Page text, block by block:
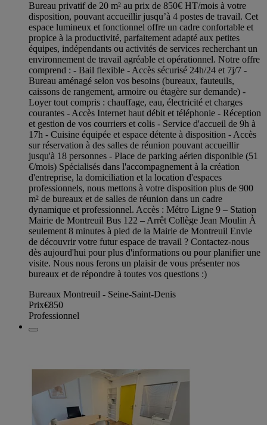
Bureau privatif de 20 m² au prix de 850€ HT/mois à votre
disposition, pouvant accueillir jusqu’à 4 postes de travail. Cet
espace lumineux et fonctionnel offre un cadre confortable et
propice à la productivité, parfaitement adapté aux petites
équipes, indépendants ou activités de services recherchant un
environnement de travail agréable et opérationnel. Notre offre
comprend : - Bail flexible - Accès sécurisé 24h/24 et 7j/7 -
Bureau aménagé selon vos besoins (bureaux, fauteuils,
caissons de rangement, armoire ou étagère sur demande) -
Loyer tout compris : chauffage, eau, électricité et charges
courantes - Accès Internet haut débit et téléphonie - Réception
et gestion de vos courriers et colis - Service d'accueil de 9h à
17h - Cuisine équipée et espace détente à disposition - Accès
sur réservation à des salles de réunion pouvant accueillir
jusqu'à 18 personnes - Place de parking aérien disponible (51
€/mois) Spécialisés dans l'accompagnement à la création
d'entreprise, la domiciliation et la location d'espaces
professionnels, nous mettons à votre disposition plus de 900
m² de bureaux et de salles de réunion dans un cadre
dynamique et professionnel. Accès : Métro Ligne 9 – Station
Mairie de Montreuil Bus 122 – Arrêt Collège Jean Moulin À
seulement 8 minutes à pied de la Mairie de Montreuil Envie
de découvrir votre futur espace de travail ? Contactez-nous
dès aujourd'hui pour plus d'informations ou pour planifier une
visite. Nous nous ferons un plaisir de vous présenter nos
bureaux et de répondre à toutes vos questions :)
Bureaux Montreuil - Seine-Saint-Denis
Prix€850
Professionnel